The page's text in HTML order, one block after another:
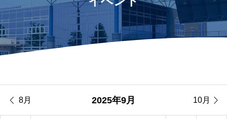
 8月 2025年9月 10月 